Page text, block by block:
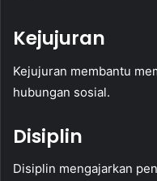
Kejujuran
Kejujuran membantu
hubungan sosial.
Disiplin
Disiplin mengajarkan